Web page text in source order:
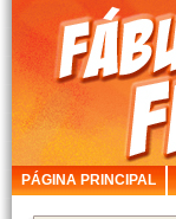
PÁGINA PRINCIPAL